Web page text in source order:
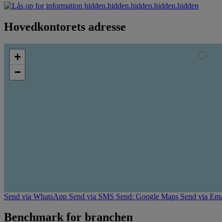
hidden.hidden.hidden.hidden.hidden
Hovedkontorets adresse
+
−
Send via WhatsApp Send via SMS Send: Google Maps Send via
Benchmark for branchen